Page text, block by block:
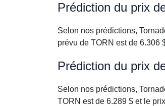
Prédiction du prix
Selon nos prédictions,
prévu de TORN est de 6.306
Prédiction du prix
Selon nos prédictions,
TORN est de 6.289 $ et le